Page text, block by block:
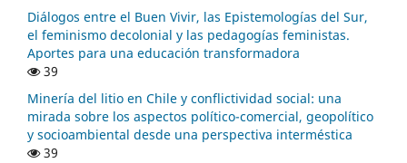
Diálogos entre el Buen Vivir, las Epistemologías del Sur,
el feminismo decolonial y las pedagogías feministas.
Aportes para una educación transformadora
39
Minería del litio en Chile y conflictividad social: una
mirada sobre los aspectos político-comercial, geopolítico
y socioambiental desde una perspectiva interméstica
39